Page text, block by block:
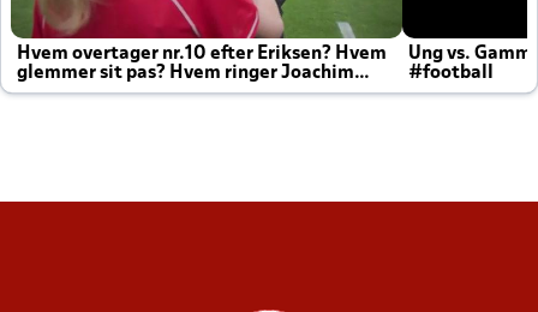
Hvem overtager nr.10 efter Eriksen? Hvem
glemmer sit pas? Hvem ringer Joachim
altid til efter kampe?
Ung vs.
#football